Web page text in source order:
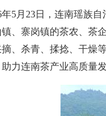
年5月23日，连南瑶族
镇、寨岗镇的茶农、茶
、杀青、揉捻、干燥
力连南茶产业高质量发